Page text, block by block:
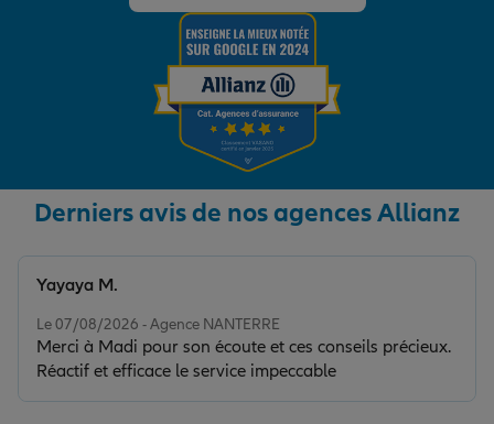
Derniers avis de nos agences Allianz
Le 07/08/2026 - Agence NANTERRE
Merci à Madi pour son écoute et ces conseils précieux.
Réactif et efficace le service impeccable
Yayaya M.